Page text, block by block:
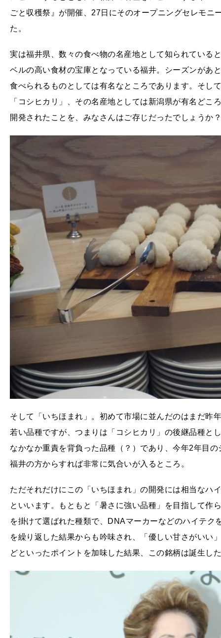
ごと収穫祭』が開催、27日にそのオープニングセレモニ
た。
実は福井県、数々の食べ物の名産地として知られている
ベルの高い食材の宝庫となっている福井。シーズンがあ
食べられるものとしては有名なところであります。そし
「コシヒカリ」、その名産地としては新潟県が有名ど
開発されたことを、みなさんはご存じだったでしょうか？
そして「いちほまれ」。初めて市場に並んだのはまだ昨
若い品種ですが、つまりは「コシヒカリ」の後継品種と
なかなか重責を背負った品種（？）であり、今年2年目
福井の方からすれば非常に気合いが入るところ。
ただそれだけにこの「いちほまれ」の開発には相当なハ
といいます。もともと「暑さに強い品種」を目指して作
を掛けて選ばれた種類で、DNAマーカーなどのハイテ
を繰り返した結果からも吟味され、「優しい甘さがいい
どといったポイントを加味した結果、この銘柄は誕生し